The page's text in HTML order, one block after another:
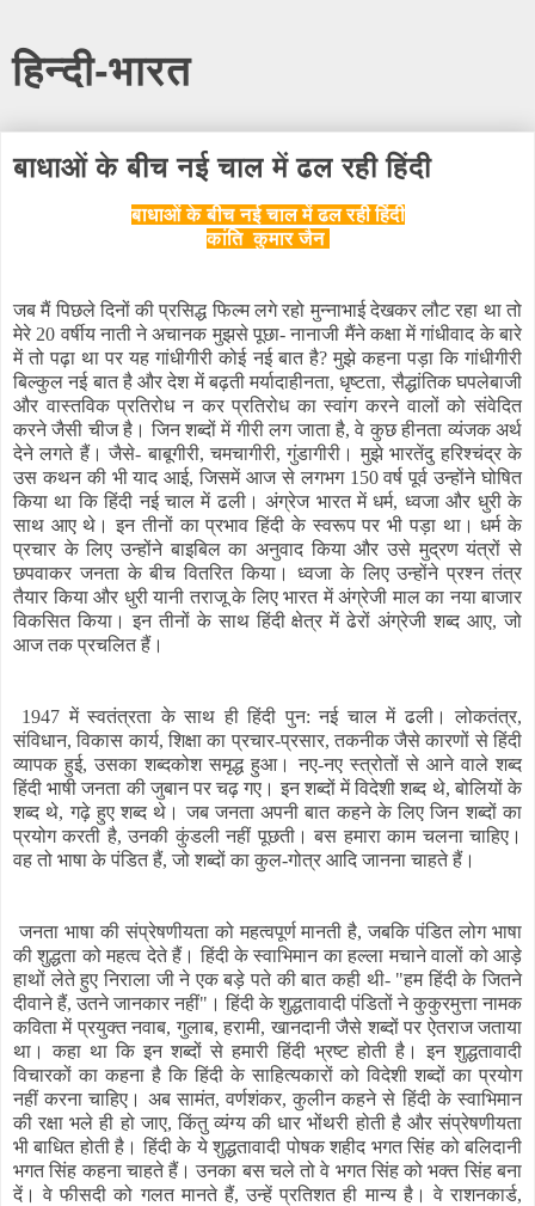
हिन्दी-भारत
बाधाओं के बीच नई चाल में ढल रही हिंदी
बाधाओं के बीच नई चाल में ढल रही हिंदी
कांति कुमार जैन
जब मैं पिछले दिनों की प्रसिद्ध फिल्म लगे रहो मुन्नाभाई देखकर लौट रहा था तो
मेरे 20 वर्षीय नाती ने अचानक मुझसे पूछा- नानाजी मैंने कक्षा में गांधीवाद के बारे
में तो पढ़ा था पर यह गांधीगीरी कोई नई बात है? मुझे कहना पड़ा कि गांधीगीरी
बिल्कुल नई बात है और देश में बढ़ती मर्यादाहीनता, धृष्टता, सैद्धांतिक घपलेबाजी
और वास्तविक प्रतिरोध न कर प्रतिरोध का स्वांग करने वालों को संवेदित
करने जैसी चीज है। जिन शब्दों में गीरी लग जाता है, वे कुछ हीनता व्यंजक अर्थ
देने लगते हैं। जैसे- बाबूगीरी, चमचागीरी, गुंडागीरी। मुझे भारतेंदु हरिश्चंद्र के
उस कथन की भी याद आई, जिसमें आज से लगभग 150 वर्ष पूर्व उन्होंने घोषित
किया था कि हिंदी नई चाल में ढली। अंग्रेज भारत में धर्म, ध्वजा और धुरी के
साथ आए थे। इन तीनों का प्रभाव हिंदी के स्वरूप पर भी पड़ा था। धर्म के
प्रचार के लिए उन्होंने बाइबिल का अनुवाद किया और उसे मुद्रण यंत्रों से
छपवाकर जनता के बीच वितरित किया। ध्वजा के लिए उन्होंने प्रश्न तंत्र
तैयार किया और धुरी यानी तराजू के लिए भारत में अंग्रेजी माल का नया बाजार
विकसित किया। इन तीनों के साथ हिंदी क्षेत्र में ढेरों अंग्रेजी शब्द आए, जो
आज तक प्रचलित हैं।
1947 में स्वतंत्रता के साथ ही हिंदी पुन: नई चाल में ढली। लोकतंत्र,
संविधान, विकास कार्य, शिक्षा का प्रचार-प्रसार, तकनीक जैसे कारणों से हिंदी
व्यापक हुई, उसका शब्दकोश समृद्ध हुआ। नए-नए स्त्रोतों से आने वाले शब्द
हिंदी भाषी जनता की जुबान पर चढ़ गए। इन शब्दों में विदेशी शब्द थे, बोलियों के
शब्द थे, गढ़े हुए शब्द थे। जब जनता अपनी बात कहने के लिए जिन शब्दों का
प्रयोग करती है, उनकी कुंडली नहीं पूछती। बस हमारा काम चलना चाहिए।
वह तो भाषा के पंडित हैं, जो शब्दों का कुल-गोत्र आदि जानना चाहते हैं।
जनता भाषा की संप्रेषणीयता को महत्वपूर्ण मानती है, जबकि पंडित लोग भाषा
की शुद्धता को महत्व देते हैं। हिंदी के स्वाभिमान का हल्ला मचाने वालों को आड़े
हाथों लेते हुए निराला जी ने एक बड़े पते की बात कही थी- "हम हिंदी के जितने
दीवाने हैं, उतने जानकार नहीं"। हिंदी के शुद्धतावादी पंडितों ने कुकुरमुत्ता नामक
कविता में प्रयुक्त नवाब, गुलाब, हरामी, खानदानी जैसे शब्दों पर ऐतराज जताया
था। कहा था कि इन शब्दों से हमारी हिंदी भ्रष्ट होती है। इन शुद्धतावादी
विचारकों का कहना है कि हिंदी के साहित्यकारों को विदेशी शब्दों का प्रयोग
नहीं करना चाहिए। अब सामंत, वर्णशंकर, कुलीन कहने से हिंदी के स्वाभिमान
की रक्षा भले ही हो जाए, किंतु व्यंग्य की धार भोंथरी होती है और संप्रेषणीयता
भी बाधित होती है। हिंदी के ये शुद्धतावादी पोषक शहीद भगत सिंह को बलिदानी
भगत सिंह कहना चाहते हैं। उनका बस चले तो वे भगत सिंह को भक्त सिंह बना
दें। वे फीसदी को गलत मानते हैं, उन्हें प्रतिशत ही मान्य है। वे राशनकार्ड,